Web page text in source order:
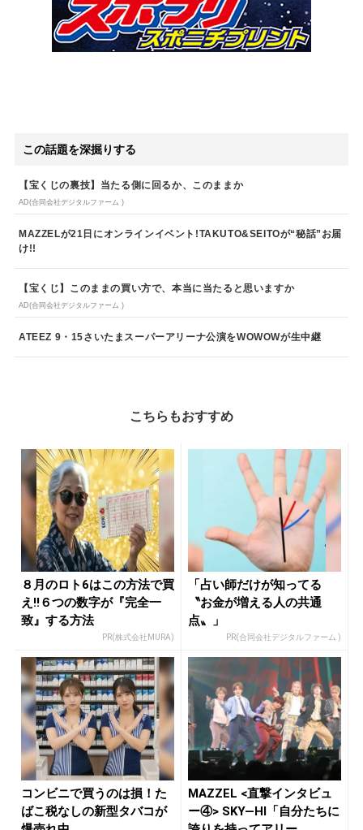
この話題を深掘りする
【宝くじの裏技】当たる側に回るか、このままか
AD(合同会社デジタルファーム )
MAZZELが21日にオンラインイベント!TAKUTO&SEITOが“秘話”お届
け!!
【宝くじ】このままの買い方で、本当に当たると思いますか
AD(合同会社デジタルファーム )
ATEEZ 9・15さいたまスーパーアリーナ公演をWOWOWが生中継
こちらもおすすめ
８月のロト6はこの方法で買
え!!６つの数字が『完全一
致』する方法
PR(株式会社MURA)
「占い師だけが知ってる
〝お金が増える人の共通
点〟」
PR(合同会社デジタルファーム )
コンビニで買うのは損！た
ばこ税なしの新型タバコが
MAZZEL <直撃インタビュ
ー④> SKY―HI「自分たちに